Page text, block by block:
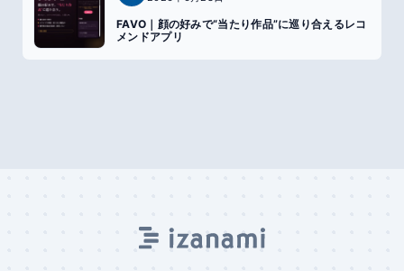
FAVO｜顔の好みで“当たり作品”に巡り合えるレコ
メンドアプリ